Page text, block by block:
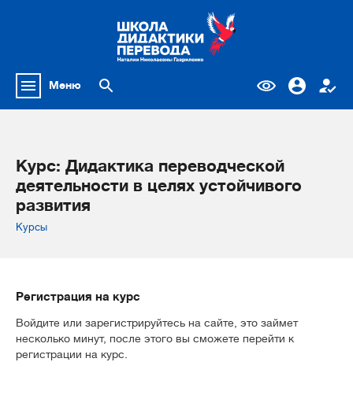
Меню
Курс: Дидактика переводческой
деятельности в целях устойчивого
развития
Курсы
Регистрация на курс
Войдите или зарегистрируйтесь на сайте, это займет
несколько минут, после этого вы сможете перейти к
регистрации на курс.